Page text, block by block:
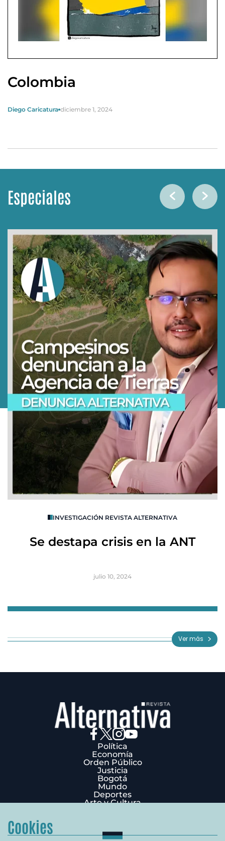
Colombia
Diego Caricatura diciembre 1, 2024
Especiales
INVESTIGACIÓN REVISTA ALTERNATIVA
Se destapa crisis en la ANT
julio 10, 2024
3
Ver más
Política
Economía
Orden Público
Justicia
Bogotá
Mundo
Deportes
Arte y Cultura
Términos y condiciones
Cookies